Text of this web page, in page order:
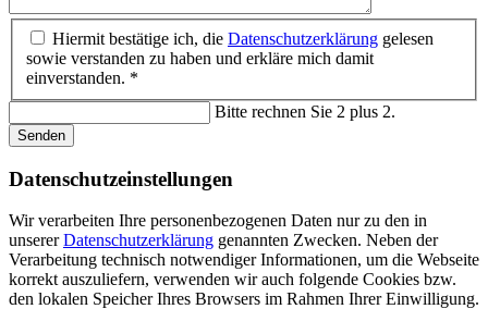
Hiermit bestätige ich, die Datenschutzerklärung gelesen
sowie verstanden zu haben und erkläre mich damit
einverstanden. *
Bitte rechnen Sie 2 plus 2.
Senden
Datenschutz­einstellungen
Wir verarbeiten Ihre personenbezogenen Daten nur zu den in
unsererDatenschutzerklärung genannten Zwecken. Neben der
Verarbeitung technisch notwendiger Informationen, um die Webseite
korrekt auszuliefern, verwenden wir auch folgende Cookies bzw.
den lokalen Speicher Ihres Browsers im Rahmen Ihrer Einwilligung.